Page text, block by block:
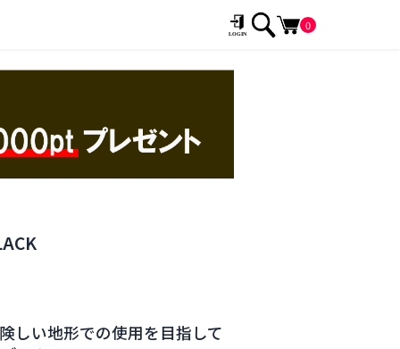
0
しい地形での使用を目指して